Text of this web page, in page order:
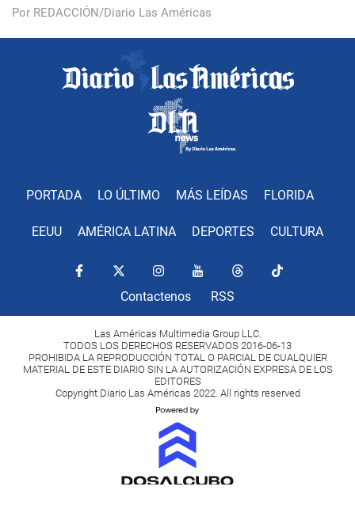
Por REDACCIÓN/Diario Las Américas
PORTADA LO ÚLTIMO MÁS LEÍDAS FLORIDA
EEUU AMÉRICA LATINA DEPORTES CULTURA
Contactenos RSS
Las Américas Multimedia Group LLC.
TODOS LOS DERECHOS RESERVADOS 2016-06-13
PROHIBIDA LA REPRODUCCIÓN TOTAL O PARCIAL DE CUALQUIER
MATERIAL DE ESTE DIARIO SIN LA AUTORIZACIÓN EXPRESA DE LOS
EDITORES
Copyright Diario Las Américas 2022. All rights reserved